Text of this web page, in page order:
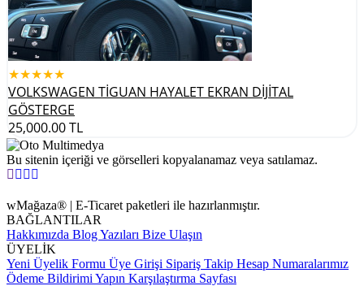
★★★★★
VOLKSWAGEN TİGUAN HAYALET EKRAN DİJİTAL
GÖSTERGE
25,000.00TL
Bu sitenin içeriği ve görselleri kopyalanamaz veya satılamaz.
wMağaza® | E-Ticaret paketleri ile hazırlanmıştır.
BAĞLANTILAR
Hakkımızda Blog Yazıları Bize Ulaşın
ÜYELİK
Yeni Üyelik Formu Üye Girişi Sipariş Takip Hesap Numaralarımız
Ödeme Bildirimi Yapın Karşılaştırma Sayfası